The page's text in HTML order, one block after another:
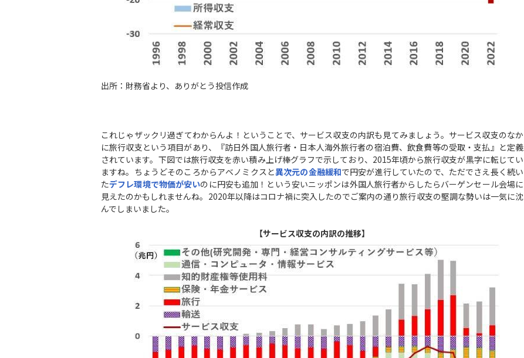
出所：財務省より、ありがとう投信作成
これじゃザックリ過ぎてわからんよ！ということで、サービス収支の内訳も見てみましょう。サービス収支のなか
に旅行収支という項目があり、『訪日外国人旅行者・日本人海外旅行者の宿泊費、飲食費等の受取・支払』と定義
されています。下図では旅行収支を赤い積み上げ棒グラフで示しており、2015年頃から旅行収支が黒字に転じてい
ますね。ちょうどそのころからアベノミクスと異次元の金融緩和で円安が進行していたので、ただでさえ長く続い
たデフレ環境で物価が安いのに円安も追加！という安いニッポンは外国人旅行者からしたらバーゲンセール会場に
見えたのかもしれませんね。2020年以降はコロナ禍に突入したのでご案内の通り旅行収支の堅調な勢いは一気に沈
んでしまいました。
【サービス収支の内訳の推移】